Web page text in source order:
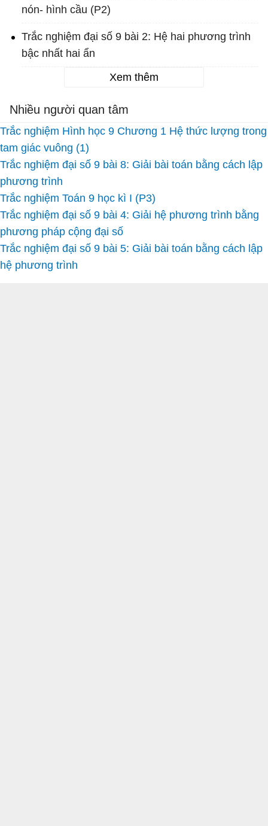
nón- hình cầu (P2)
Trắc nghiệm đại số 9 bài 2: Hệ hai phương trình
bậc nhất hai ẩn
Xem thêm
Nhiều người quan tâm
Trắc nghiệm Hình học 9 Chương 1 Hệ thức lượng trong
tam giác vuông (1)
Trắc nghiệm đại số 9 bài 8: Giải bài toán bằng cách lập
phương trình
Trắc nghiệm Toán 9 học kì I (P3)
Trắc nghiệm đại số 9 bài 4: Giải hệ phương trình bằng
phương pháp cộng đại số
Trắc nghiệm đại số 9 bài 5: Giải bài toán bằng cách lập
hệ phương trình